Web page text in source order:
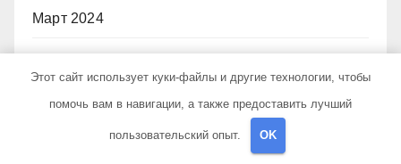
Март 2024
Этот сайт использует куки-файлы и другие технологии, чтобы
помочь вам в навигации, а также предоставить лучший
пользовательский опыт. OK